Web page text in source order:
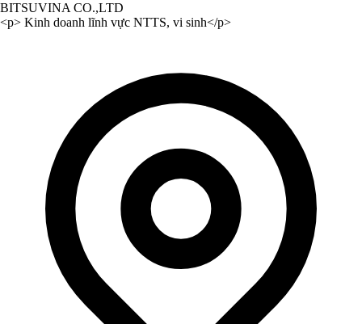
BITSUVINA CO.,LTD
<p> Kinh doanh lĩnh vực NTTS, vi sinh</p>